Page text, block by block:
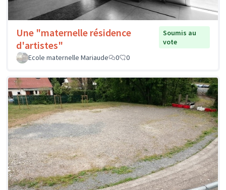
Une "maternelle résidence
d'artistes"
Soumis au
vote
Ecole maternelle Mariaude
0 0